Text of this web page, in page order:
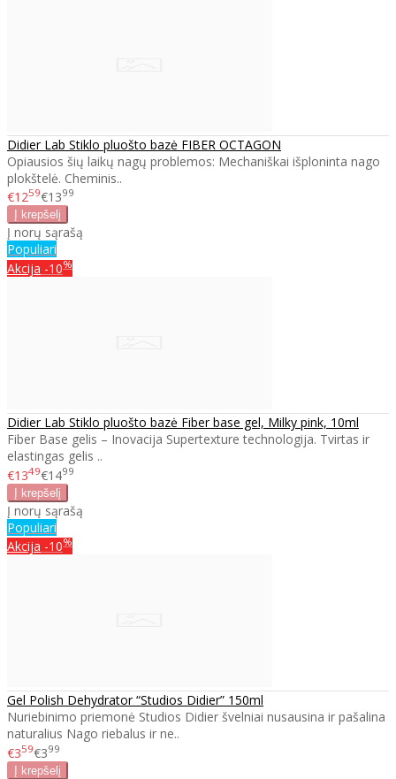
Didier Lab Stiklo pluošto bazė FIBER OCTAGON
Opiausios šių laikų nagų problemos: Mechaniškai išploninta nago
plokštelė. Cheminis..
€1259€1399
Į norų sąrašą
Populiari
Akcija -10%
Didier Lab Stiklo pluošto bazė Fiber base gel, Milky pink, 10ml
Fiber Base gelis – Inovacija Supertexture technologija. Tvirtas ir
elastingas gelis ..
€1349€1499
Į norų sąrašą
Populiari
Akcija -10%
Gel Polish Dehydrator “Studios Didier” 150ml
Nuriebinimo priemonė Studios Didier švelniai nusausina ir pašalina
naturalius Nago riebalus ir ne..
€359€399